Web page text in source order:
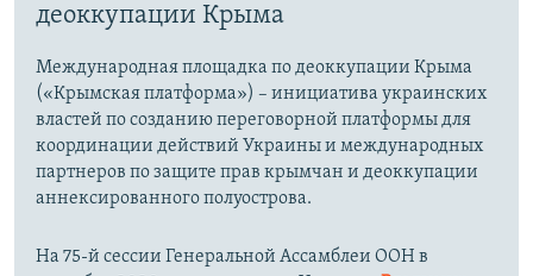
деоккупации Крыма
Международная площадка по деоккупации Крыма
(«Крымская платформа») – инициатива украинских
властей по созданию переговорной платформы для
координации действий Украины и международных
партнеров по защите прав крымчан и деоккупации
аннексированного полуострова.
На 75-й сессии Генеральной Ассамблеи ООН в